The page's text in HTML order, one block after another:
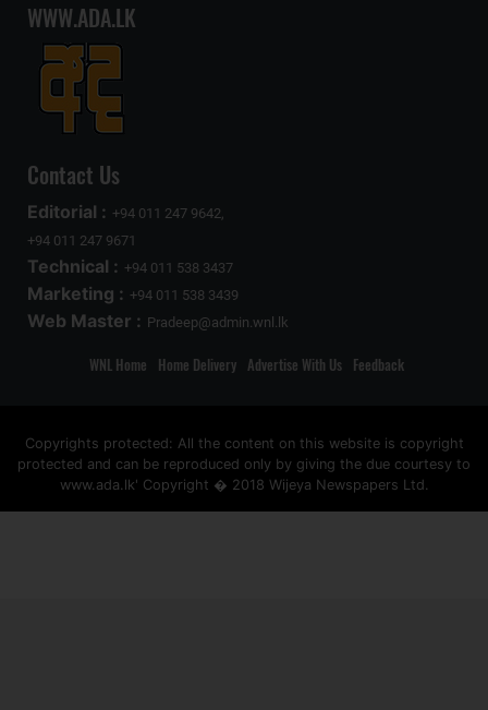
WWW.ADA.LK
Contact Us
Editorial : +94 011 247 9642,
+94 011 247 9671
Technical : +94 011 538 3437
Marketing : +94 011 538 3439
Web Master : Pradeep@admin.wnl.lk
WNL Home Home Delivery Advertise With Us Feedback
Copyrights protected: All the content on this website is copyright
protected and can be reproduced only by giving the due courtesy to
www.ada.lk' Copyright � 2018 Wijeya Newspapers Ltd.